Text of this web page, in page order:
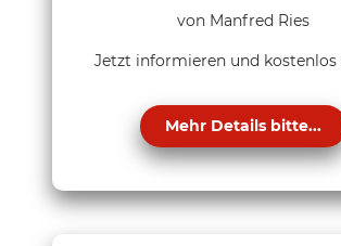
von Manfred Ries
Jetzt informieren und kostenlos
Mehr Details bitte...